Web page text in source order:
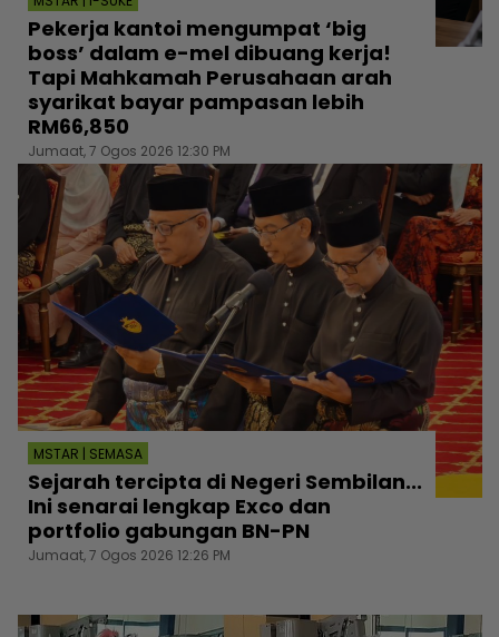
Pekerja kantoi mengumpat ‘big
boss’ dalam e-mel dibuang kerja!
Tapi Mahkamah Perusahaan arah
syarikat bayar pampasan lebih
RM66,850
Jumaat, 7 Ogos 2026 12:30 PM
MSTAR | SEMASA
Sejarah tercipta di Negeri Sembilan...
Ini senarai lengkap Exco dan
portfolio gabungan BN-PN
Jumaat, 7 Ogos 2026 12:26 PM